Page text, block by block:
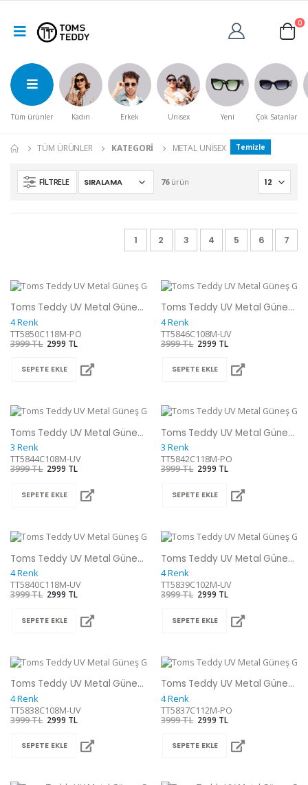
0
Tüm ürünler Kadın Erkek Unisex Yeni Çok Satanlar
TÜM ÜRÜNLER KATEGORI METAL UNISEX Temizle
FILTRELE 76ürün
1 2 3 4 5 6 7
Toms Teddy UV Metal Güneş Gözlüğü
4 Renk
TT5850C118M-PO
3999 TL 2999 TL
SEPETE EKLE
Toms Teddy UV Metal Güneş Gözlüğü
4 Renk
TT5846C108M-UV
3999 TL 2999 TL
SEPETE EKLE
Toms Teddy UV Metal Güneş Gözlüğü
3 Renk
TT5844C108M-UV
3999 TL 2999 TL
SEPETE EKLE
Toms Teddy UV Metal Güneş Gözlüğü
3 Renk
TT5842C118M-PO
3999 TL 2999 TL
SEPETE EKLE
Toms Teddy UV Metal Güneş Gözlüğü
4 Renk
TT5840C118M-UV
3999 TL 2999 TL
SEPETE EKLE
Toms Teddy UV Metal Güneş Gözlüğü
4 Renk
TT5839C102M-UV
3999 TL 2999 TL
SEPETE EKLE
Toms Teddy UV Metal Güneş Gözlüğü
4 Renk
TT5838C108M-UV
3999 TL 2999 TL
SEPETE EKLE
Toms Teddy UV Metal Güneş Gözlüğü
4 Renk
TT5837C112M-PO
3999 TL 2999 TL
SEPETE EKLE